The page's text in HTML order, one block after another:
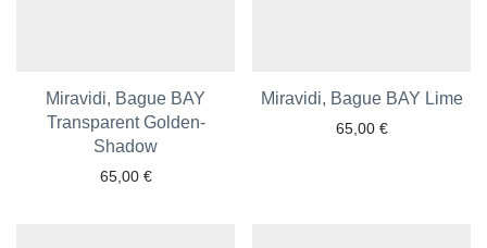
Miravidi, Bague BAY
Transparent Golden-
Shadow
65,00 €
Ajouter aux favoris
Miravidi, Bague BAY Lime
65,00 €
Ajouter aux favoris